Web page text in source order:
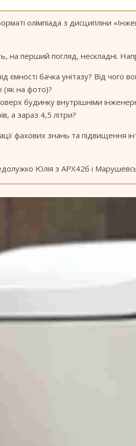
олімпіада з дисципліни
на перший погляд, нескладні.
бачка унітазу? Від чого
(як на фото)?
будинку внутрішніми
а зараз 4,5 літри?
фахових знань та підвищення
Юлія з АРХ42б і